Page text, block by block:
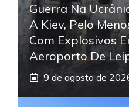
Guerra Na
A Kiev, Pelo
Com Explosivos
Aeroporto De
9 de agosto de